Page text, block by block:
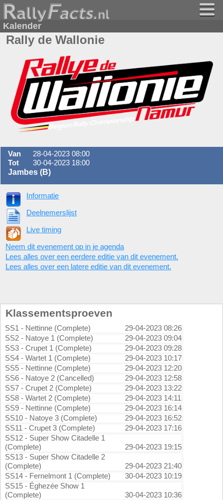
Kalender
Rally de Wallonie
Van
28-04-2023 08:00
Tot
30-04-2023 18:00
Jambes (B)
Informatie
Deelnemerslijst
Live timing
Neem dit evenement op in je agenda
Lees alles over een eerdere editie van dit evenement.
Lees alles over een latere editie van dit evenement.
Klassementsproeven
SS1 - Nettinne (Complete)
29-04-2023 08:26
SS2 - Natoye 1 (Complete)
29-04-2023 09:04
SS3 - Crupet 1 (Complete)
29-04-2023 09:28
SS4 - Wartet 1 (Complete)
29-04-2023 10:17
SS5 - Nettinne (Complete)
29-04-2023 12:20
SS6 - Natoye 2 (Cancelled)
29-04-2023 12:58
SS7 - Crupet 2 (Complete)
29-04-2023 13:22
SS8 - Wartet 2 (Complete)
29-04-2023 14:11
SS9 - Nettinne (Complete)
29-04-2023 16:14
SS10 - Natoye 3 (Complete)
29-04-2023 16:52
SS11 - Crupet 3 (Complete)
29-04-2023 17:16
SS12 - Super Show Citadelle 1
(Complete)
29-04-2023 19:15
SS13 - Super Show Citadelle 2
(Complete)
29-04-2023 21:40
SS14 - Fernelmont 1 (Complete)
30-04-2023 10:19
SS15 - Éghezée Show 1
(Complete)
30-04-2023 10:36